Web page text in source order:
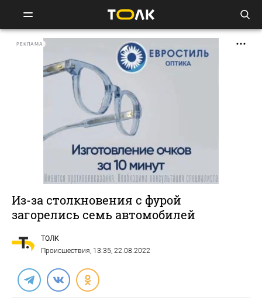
РЕКЛАМА
Из-за столкновения с фурой
загорелись семь автомобилей
ТОЛК
Происшествия, 13:35, 22.08.2022